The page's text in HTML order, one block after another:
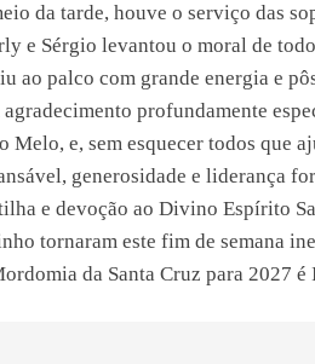
da tarde, houve o serviço das
e Sérgio levantou o moral de
ao palco com grande energia e
agradecimento profundamente
Melo, e, sem esquecer todos que
generosidade e liderança
e devoção ao Divino Espírito
tornaram este fim de semana
da Santa Cruz para 2027